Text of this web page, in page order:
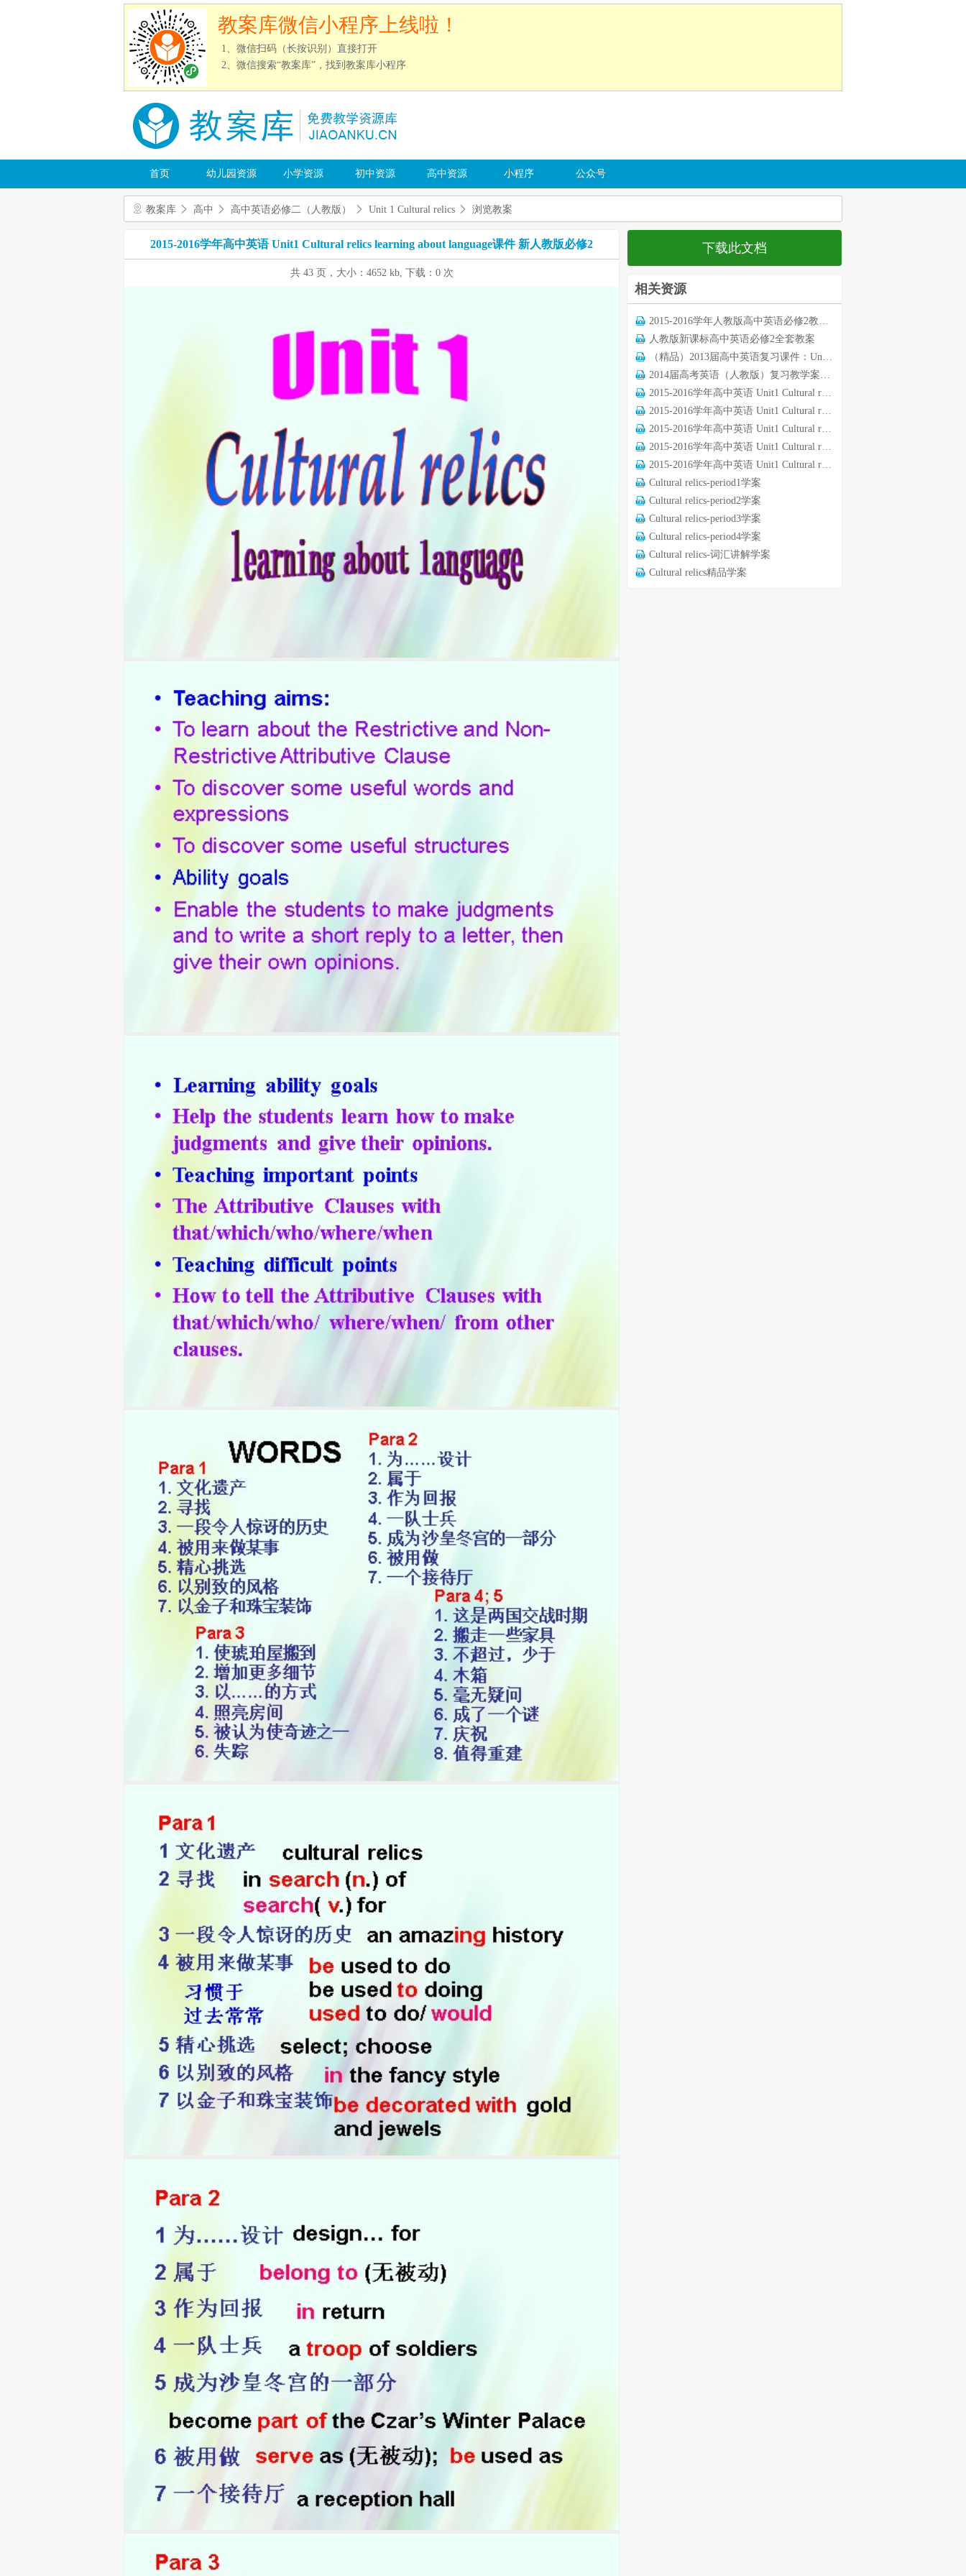
教案库微信小程序上线啦！
1、微信扫码（长按识别）直接打开
2、微信搜索“教案库”，找到教案库小程序
首页 幼儿园资源 小学资源 初中资源 高中资源 小程序 公众号
教案库 高中 高中英语必修二（人教版） Unit 1 Cultural relics 浏览教案
下载此文档
相关资源
2015-2016学年人教版高中英语必修2教师用书打包190页
人教版新课标高中英语必修2全套教案
（精品）2013届高中英语复习课件：Unit 1 Cultural relics（新人教版必修2）
2014届高考英语（人教版）复习教学案：必修2 Unit 1 Culturalrelics
2015-2016学年高中英语 Unit1 Cultural relics learning about language课件 新人教版必修2(1)
2015-2016学年高中英语 Unit1 Cultural relics using language课件 新人教版必修2
2015-2016学年高中英语 Unit1 Cultural relics using language课件 新人教版必修2(1)
2015-2016学年高中英语 Unit1 Cultural relics课外阅读课件 新人教版必修2
2015-2016学年高中英语 Unit1 Cultural relics课外阅读课件 新人教版必修2(1)
Cultural relics-period1学案
Cultural relics-period2学案
Cultural relics-period3学案
Cultural relics-period4学案
Cultural relics-词汇讲解学案
Cultural relics精品学案
2015-2016学年高中英语 Unit1 Cultural relics learning about language课件 新人教版必修2
共 43 页，大小：4652 kb, 下载：0 次